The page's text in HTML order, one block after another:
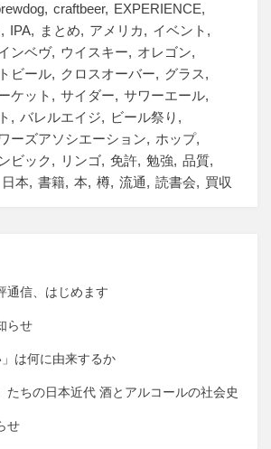
craftbeer
EXPERIENCE
IPA まとめ アメリカ
イベント
ンベヴ ウイスキー
オレゴン
ビール クロスオーバー
グラス
ケット サイダー
サワーエール
バレルエイジ
ビール祭り
ーズアソシエーション
ホップ
ビック リンゴ 免許 勉強
品質
日本 書籍 本 樽 流通 読書会 買収
通信、はじめます
らせ
」は何に由来するか
ちの日本近代 酒とアルコールの社会史
せ